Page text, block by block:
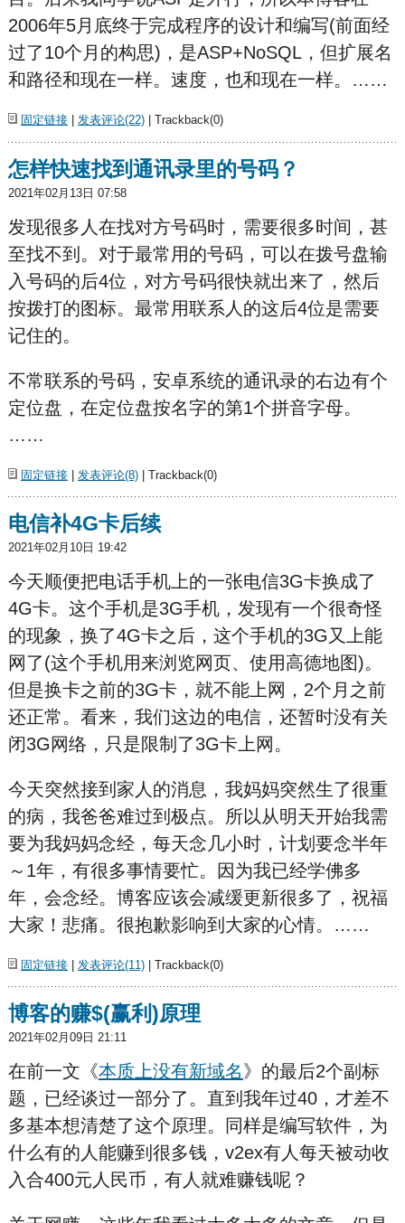
2006年5月底终于完成程序的设计和编写(前面经
过了10个月的构思)，是ASP+NoSQL，但扩展名
和路径和现在一样。速度，也和现在一样。……
固定链接| 发表评论(22)| Trackback(0)
怎样快速找到通讯录里的号码？
2021年02月13日 07:58
发现很多人在找对方号码时，需要很多时间，甚
至找不到。对于最常用的号码，可以在拨号盘输
入号码的后4位，对方号码很快就出来了，然后
按拨打的图标。最常用联系人的这后4位是需要
记住的。
不常联系的号码，安卓系统的通讯录的右边有个
定位盘，在定位盘按名字的第1个拼音字母。
……
固定链接| 发表评论(8)| Trackback(0)
电信补4G卡后续
2021年02月10日 19:42
今天顺便把电话手机上的一张电信3G卡换成了
4G卡。这个手机是3G手机，发现有一个很奇怪
的现象，换了4G卡之后，这个手机的3G又上能
网了(这个手机用来浏览网页、使用高德地图)。
但是换卡之前的3G卡，就不能上网，2个月之前
还正常。看来，我们这边的电信，还暂时没有关
闭3G网络，只是限制了3G卡上网。
今天突然接到家人的消息，我妈妈突然生了很重
的病，我爸爸难过到极点。所以从明天开始我需
要为我妈妈念经，每天念几小时，计划要念半年
～1年，有很多事情要忙。因为我已经学佛多
年，会念经。博客应该会减缓更新很多了，祝福
大家！悲痛。很抱歉影响到大家的心情。……
固定链接| 发表评论(11)| Trackback(0)
博客的赚$(赢利)原理
2021年02月09日 21:11
在前一文《本质上没有新域名》的最后2个副标
题，已经谈过一部分了。直到我年过40，才差不
多基本想清楚了这个原理。同样是编写软件，为
什么有的人能赚到很多钱，v2ex有人每天被动收
入合400元人民币，有人就难赚钱呢？